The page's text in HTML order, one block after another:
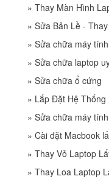
» Thay Màn Hình
» Sửa Bản Lề -
» Sửa chữa máy
» Sửa chữa laptop
» Sửa chữa ổ cứng
» Lắp Đặt Hệ Thống
» Sửa chữa máy
» Cài đặt Macbook
» Thay Vỏ Laptop
» Thay Loa Laptop